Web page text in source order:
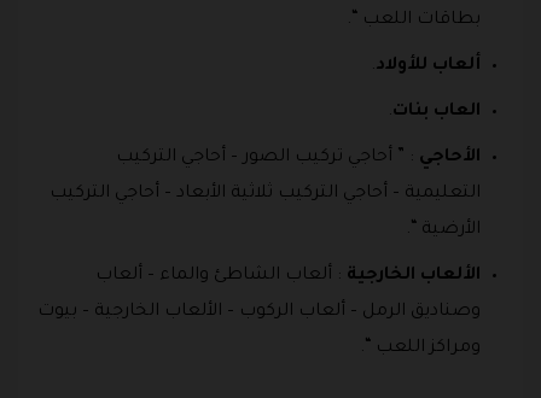
بطاقات اللعب “.
ألعاب للأولاد.
العاب بنات.
الأحاجي : ” أحاجي تركيب الصور – أحاجي التركيب
التعليمية – أحاجي التركيب ثلاثية الأبعاد – أحاجي التركيب
الأرضية “.
الألعاب الخارجية : ألعاب الشاطئ والماء – ألعاب
وصناديق الرمل – ألعاب الركوب – الألعاب الخارجية – بيوت
ومراكز اللعب “.